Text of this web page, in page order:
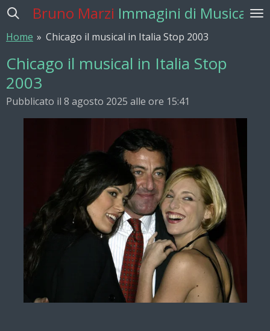
Vai
contenuto
principale
Bruno Marzi Immagini di Musica
Home » Chicago il musical in Italia Stop 2003
Chicago il musical in Italia Stop
2003
Pubblicato il 8 agosto 2025 alle ore 15:41